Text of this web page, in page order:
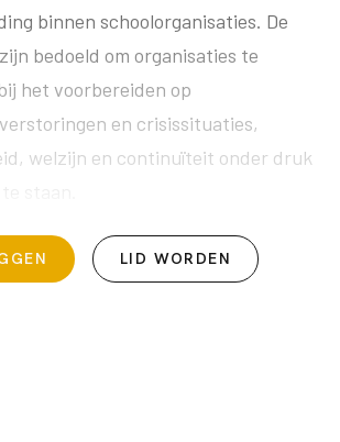
binnen schoolorganisaties. De
bedoeld om organisaties te
het voorbereiden op
en crisissituaties,
welzijn en continuïteit onder druk
LID WORDEN